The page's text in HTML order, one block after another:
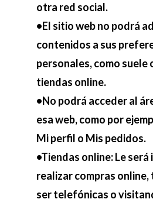
otra red social.
•El sitio web no podrá
contenidos a sus
personales, como suele
tiendas online.
•No podrá acceder al
esa web, como por
Mi perfil o Mis pedidos.
•Tiendas online: Le será
realizar compras
ser telefónicas o